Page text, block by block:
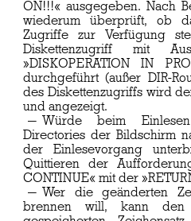
ON!!!« ausgegeben. Nach
wiederum überprüft, ob
Zugriffe zur Verfügung
Diskettenzugriff mit
»DISKOPERATION IN
durchgeführt (außer DIR-
des Diskettenzugriffs wird
und angezeigt.
Würde beim
Directories der Bildschirm
der Einlesevorgang
Quittieren der
CONTINUE« mit der
Wer die geänderten
brennen will, kann den